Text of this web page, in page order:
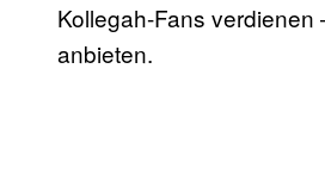
Kollegah-Fans
anbieten.